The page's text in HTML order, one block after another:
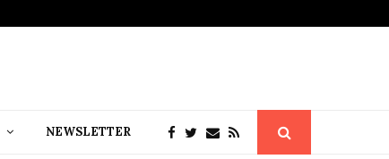
NEWSLETTER